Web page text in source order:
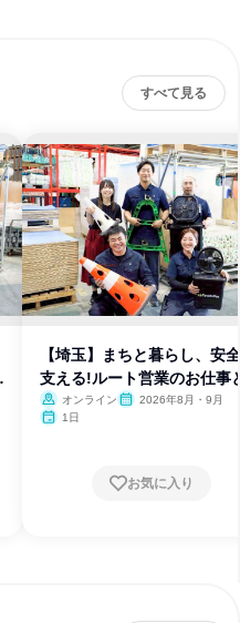
すべて見る
【埼玉】まちと暮らし、安
支える!ルート営業のお仕事
は?オンライン
2026年8月・9月
1日
お気に入り